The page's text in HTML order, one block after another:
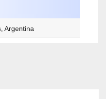
Argentina